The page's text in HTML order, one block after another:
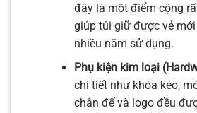
đây là một điểm cộng
giúp túi giữ được vẻ mới
nhiều năm sử dụng.
Phụ kiện kim loại
chi tiết như khóa kéo,
chân đế và logo đều